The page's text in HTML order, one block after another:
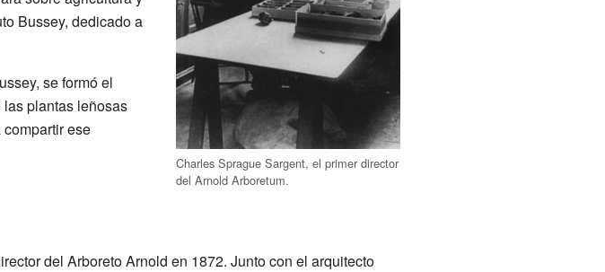
Charles Sprague Sargent, el primer director
del Arnold Arboretum.
Bussey, dedicado a
se formó el
plantas leñosas
ese
del Arboreto Arnold en 1872. Junto con el arquitecto